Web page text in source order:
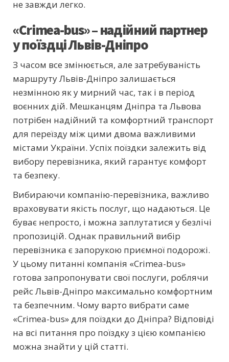
не завжди легко.
«Crimea-bus» – надійний партнер
у поїздці Львів-Дніпро
З часом все змінюється, але затребуваність
маршруту Львів-Дніпро залишається
незмінною як у мирний час, так і в період
воєнних дій. Мешканцям Дніпра та Львова
потрібен надійний та комфортний транспорт
для переїзду між цими двома важливими
містами України. Успіх поїздки залежить від
вибору перевізника, який гарантує комфорт
та безпеку.
Вибираючи компанію-перевізника, важливо
враховувати якість послуг, що надаються. Це
буває непросто, і можна заплутатися у безлічі
пропозицій. Однак правильний вибір
перевізника є запорукою приємної подорожі.
У цьому питанні компанія «Crimea-bus»
готова запропонувати свої послуги, роблячи
рейс Львів-Дніпро максимально комфортним
та безпечним. Чому варто вибрати саме
«Crimea-bus» для поїздки до Дніпра? Відповіді
на всі питання про поїздку з цією компанією
можна знайти у цій статті.